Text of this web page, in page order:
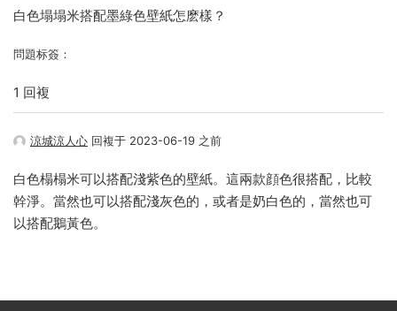
白色塌塌米搭配墨綠色壁紙怎麽樣？
問題标簽：
1 回複
涼城涼人心 回複于 2023-06-19 之前
白色榻榻米可以搭配淺紫色的壁紙。這兩款顔色很搭配，比較
幹淨。當然也可以搭配淺灰色的，或者是奶白色的，當然也可
以搭配鵝黃色。